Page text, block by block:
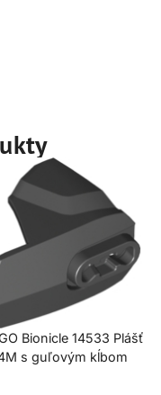
Bionicle 14533 Plášť
s guľovým kĺbom